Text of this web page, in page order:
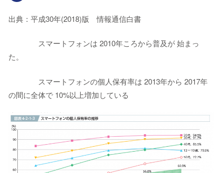
出典：平成30年(2018)版 情報通信白書
スマートフォンは 2010年ころから普及が 始まっ
た。
スマートフォンの個人保有率は 2013年から 2017年
の間に全体で 10%以上増加している